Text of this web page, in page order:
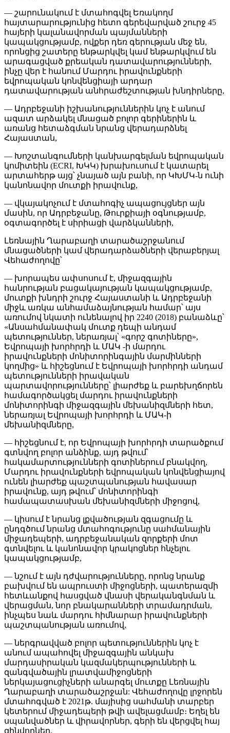
— շարունակում է մտահոգվել Եռակողմ
հայտարարությունից հետո գերեվարված շուրջ 45
հայերի կալանավորման պայմանների
կապակցությամբ, ովքեր դեռ գերության մեջ են,
որոնցից շատերը ենթարկվել կամ ենթարկվում են
արագացված քրեական դատավարությունների,
ինչը վեր է հանում Մարդու իրավունքների
եվրոպական կոնվենցիայի արդար
դատավարության անհրաժեշտության խնդիրները,
— Ադրբեջանի իշխանություններին կոչ է անում
ազատ արձակել մնացած բոլոր գերիներին և
առանց հետաձգման նրանց վերադարձնել
Հայաստան,
— Խոշտանգումների կանխարգելման եվրոպական
կոմիտեին (ECRI, ԽԿԿ) խրախուսում է կատարել
արտահերթ այց՝ չնայած այն բանի, որ ԿԽՄԿ-ն ունի
կանոնավոր մուտքի իրավունք,
— վկայակոչում է մտահոգիչ ապացույցներ այն
մասին, որ Ադրբեջանը, Թուրքիայի օգնությամբ,
օգտագործել է սիրիացի վարձկանների,
Լեռնային Ղարաբաղի տարածաշրջանում
մնացածների կամ վերադարձածների վերաբերյալ
Վեհաժողովը՝
— խորապես ափսոսում է, միջազգային
հանրության բացակայության կապակցությամբ,
մուտքի խնդրի շուրջ Հայաստանի և Ադրբեջանի
միջև առկա անհամաձայնության համար՝ այս
առումով նկատի ունենալով իր 2240 (2018) բանաձևը՝
«Անսահմանափակ մուտք դեպի անդամ
պետություններ, ներառյալ՝ «գորշ գոտիները»,
Եվրոպայի խորհրդի և ՄԱԿ -ի մարդու
իրավունքների մոնիտորինգային մարմինների
կողմից» և հիշեցնում է Եվրոպայի խորհրդի անդամ
պետությունների իրավական
պարտավորությունները՝ լիարժեք և բարեխղճորեն
համագործակցել մարդու իրավունքների
մոնիտորինգի միջազգային մեխանիզմների հետ,
ներառյալ Եվրոպայի խորհրդի և ՄԱԿ-ի
մեխանիզմները,
— հիշեցնում է, որ Եվրոպայի խորհրդի տարածքում
գտնվող բոլոր անձինք, այդ թվում՝
հակամարտությունների գոտիներում բնակվող,
Մարդու իրավունքների եվրոպական կոնվենցիայով
ունեն լիարժեք պաշտպանության հավասար
իրավունք, այդ թվում՝ մոնիտորինգի
համապատասխան մեխանիզմների միջոցով,
— կիսում է նրանց լքվածության զգացումը և
ընդգծում նրանց մտահոգությունը սահմանային
միջադեպերի, ադրբեջանական զորքերի մոտ
գտնվելու և կանոնավոր կրակոցներ հնչելու
կապակցությամբ,
— նշում է այն դժվարությունները, որոնց նրանք
բախվում են ապրուստի միջոցների, պատերազմի
հետևանքով հասցված վնասի վերականգնման և
վերացման, նոր բնակարանների տրամադրման,
ինչպես նաև մարդու հիմնարար իրավունքների
պաշտպանության առումով,
— ներգրավված բոլոր պետություններին կոչ է
անում ապահովել միջազգային անկախ
մարդասիրական կազմակերպությունների և
զանգվածային լրատվամիջոցների
ներկայացուցիչների անարգել մուտքը Լեռնային
Ղարաբաղի տարածաշրջան: Վեհաժողովը լրջորեն
մտահոգված է 2021թ. մայիսից սահմանի տարբեր
կետերում միջադեպերի թվի ավելացմամբ։ Եղել են
սպանվածներ և վիրավորներ, գերի են վերցվել հայ
զինվորներ,